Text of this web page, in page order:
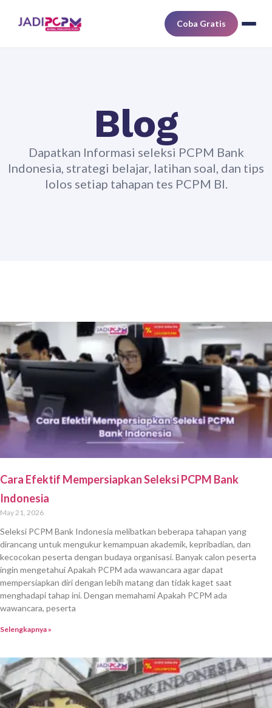
Coba Gratis
Blog
Dapatkan Informasi seleksi PCPM Bank
Indonesia, strategi belajar, latihan soal, dan tips
lolos setiap tahapan tes PCPM BI.
Cara Efektif Mempersiapkan Seleksi PCPM Bank
Indonesia
May 21, 2026
Seleksi PCPM Bank Indonesia melibatkan beberapa tahapan yang
dirancang untuk mengukur kemampuan akademik, kepribadian, dan
kecocokan peserta dengan budaya organisasi. Banyak calon peserta
ingin mengetahui Apakah PCPM ada wawancara agar dapat
mempersiapkan diri dengan lebih matang dan tidak kaget saat
menghadapi tahap ini. Dengan memahami Apakah PCPM ada
wawancara, peserta
Selengkapnya »